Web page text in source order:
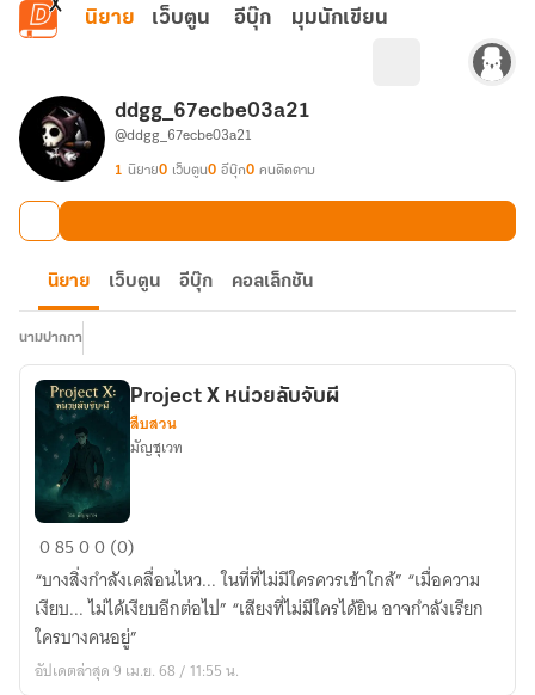
ข้ามไปยังเนื้อหาหลัก
นิยาย เว็บตูน อีบุ๊ก มุมนักเขียน
ddgg_67ecbe03a21
@ddgg_67ecbe03a21
1 นิยาย0 เว็บตูน0 อีบุ๊ก0 คนติดตาม
นิยาย เว็บตูน อีบุ๊ก คอลเล็กชัน
นามปากกา
Project
หน่วย
ลับ
จับ
ผี
Project X หน่วยลับจับผี
สืบสวน
มัญชุเวท
08500 (0)
“บางสิ่งกำลังเคลื่อนไหว... ในที่ที่ไม่มีใครควรเข้าใกล้” “เมื่อความ
เงียบ... ไม่ได้เงียบอีกต่อไป” “เสียงที่ไม่มีใครได้ยิน อาจกำลังเรียก
ใครบางคนอยู่”
อัปเดตล่าสุด 9 เม.ย. 68 / 11:55 น.